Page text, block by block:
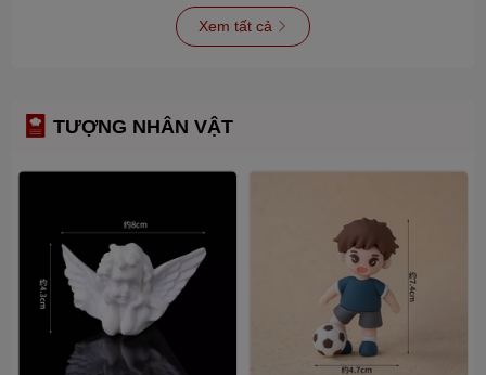
Xem tất cả
TƯỢNG NHÂN VẬT